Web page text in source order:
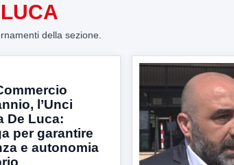
della sezione.
l’Unci
De Luca:
per garantire
e autonomia